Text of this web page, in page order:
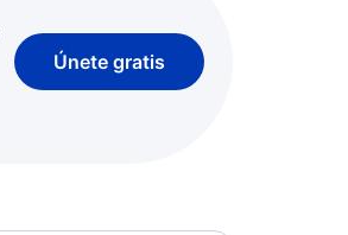
Únete gratis